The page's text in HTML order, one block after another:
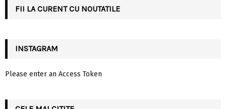
FII LA CURENT CU NOUTATILE
INSTAGRAM
Please enter an Access Token